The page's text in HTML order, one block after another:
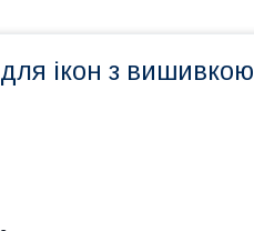
ікон з вишивкою